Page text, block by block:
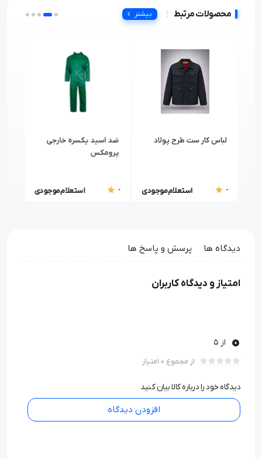
محصولات مرتبط بیشتر
لباس کار ست طرح پولاد
- استعلام موجودی
ضد اسید یکسره خارجی
پرومکس
- استعلام موجودی
دیدگاه ها پرسش و پاسخ ها
امتیاز و دیدگاه کاربران
0 از 5
از مجموع 0 امتیاز
دیدگاه خود را درباره کالا بیان کنید
افزودن دیدگاه